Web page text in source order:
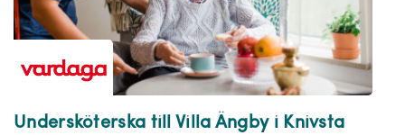
Undersköterska till Villa Ängby i Knivsta